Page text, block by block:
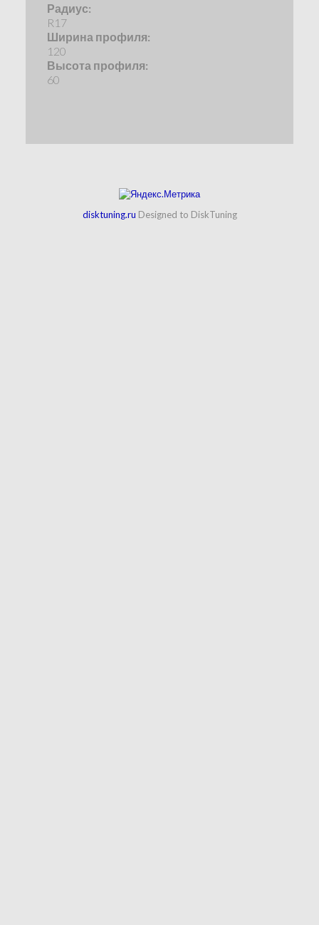
Радиус:
R17
Ширина профиля:
120
Высота профиля:
60
disktuning.ru Designed to DiskTuning